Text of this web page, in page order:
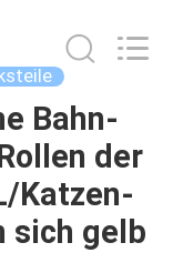
Bahn-
der
Katzen-
sich gelb